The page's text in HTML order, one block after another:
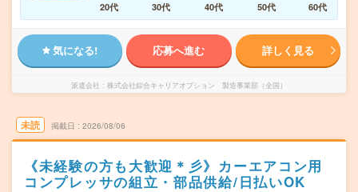
20代
30代 40代 50代 60代
気になる! 応募へ進む 詳しく見る
派遣会社 株式会社綜合キャリアオプション 製造事業部（全国）
未読 掲載日 2026/08/06
《未経験の方も大歓迎＊彡》カーエアコン用
コンプレッサの組立・部品供給/日払いOK